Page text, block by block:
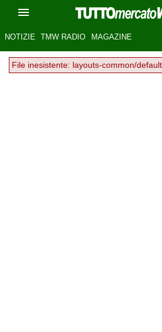
NOTIZIE TMW RADIO MAGAZINE
File inesistente: layouts-common/